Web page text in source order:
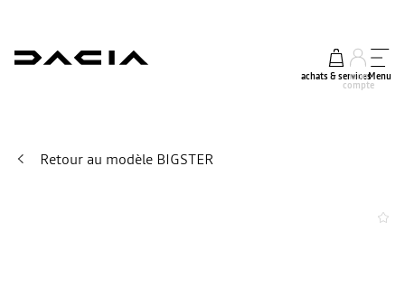
achats & services
mon
compte
Menu
Retour au modèle BIGSTER